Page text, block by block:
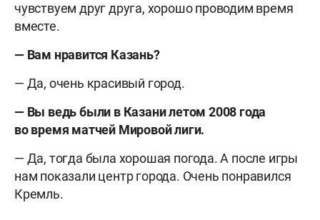
чувствуем друг друга, хорошо проводим время
вместе.
— Вам нравится Казань?
— Да, очень красивый город.
— Вы ведь были в Казани летом 2008 года
во время матчей Мировой лиги.
— Да, тогда была хорошая погода. А после игры
нам показали центр города. Очень понравился
Кремль.